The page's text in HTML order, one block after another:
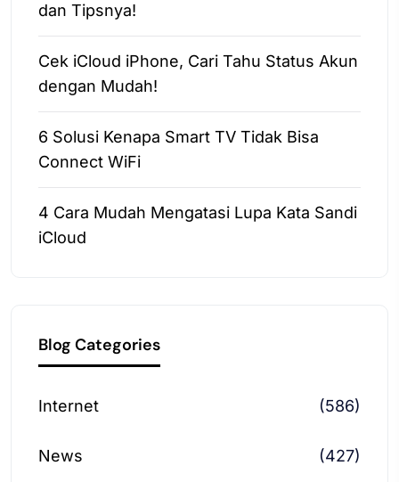
dan Tipsnya!
Cek iCloud iPhone, Cari Tahu Status Akun
dengan Mudah!
6 Solusi Kenapa Smart TV Tidak Bisa
Connect WiFi
4 Cara Mudah Mengatasi Lupa Kata Sandi
iCloud
Blog Categories
Internet (586)
News (427)